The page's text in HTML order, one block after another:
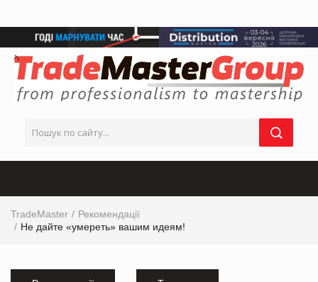
TradeMaster
Рекомендації
Не дайте «умереть» вашим идеям!